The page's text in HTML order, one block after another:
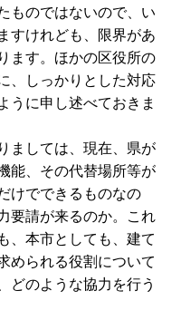
ものではないので、い
すけれども、限界があ
ます。ほかの区役所の
、しっかりとした対応
うに申し述べておきま
ましては、現在、県が
能、その代替場所等が
けでできるものなの
要請が来るのか。これ
、本市としても、建て
められる役割について
どのような協力を行う